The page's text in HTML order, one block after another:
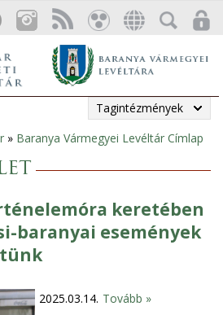
Tagintézmények
» Baranya Vármegyei Levéltár Címlap
keretében
baranyai események
2025.03.14. Tovább »